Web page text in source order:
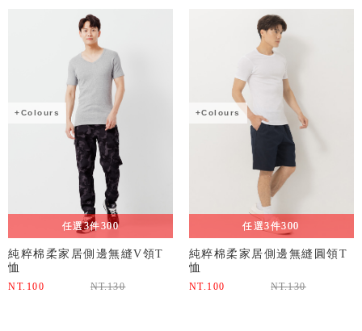
+Colours
任選3件300
純粹棉柔家居側邊無縫V領T
恤
NT. 100 NT.130
+Colours
任選3件300
純粹棉柔家居側邊無縫圓領T
恤
NT. 100 NT.130